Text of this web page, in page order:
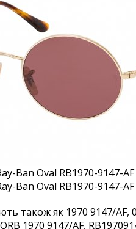
також як 1970 9147/AF,
1970 9147/AF,